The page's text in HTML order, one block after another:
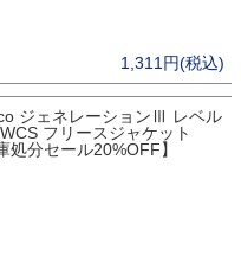
1,311円(税込)
ジェネレーションⅢ レベル
フリースジャケット
処分セール20%OFF】